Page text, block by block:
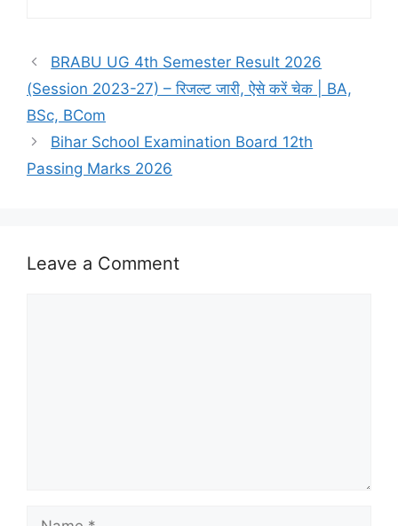
BRABU UG 4th Semester Result 2026
(Session 2023-27) – रिजल्ट जारी, ऐसे करें चेक | BA,
BSc, BCom
Bihar School Examination Board 12th
Passing Marks 2026
Leave a Comment
Name